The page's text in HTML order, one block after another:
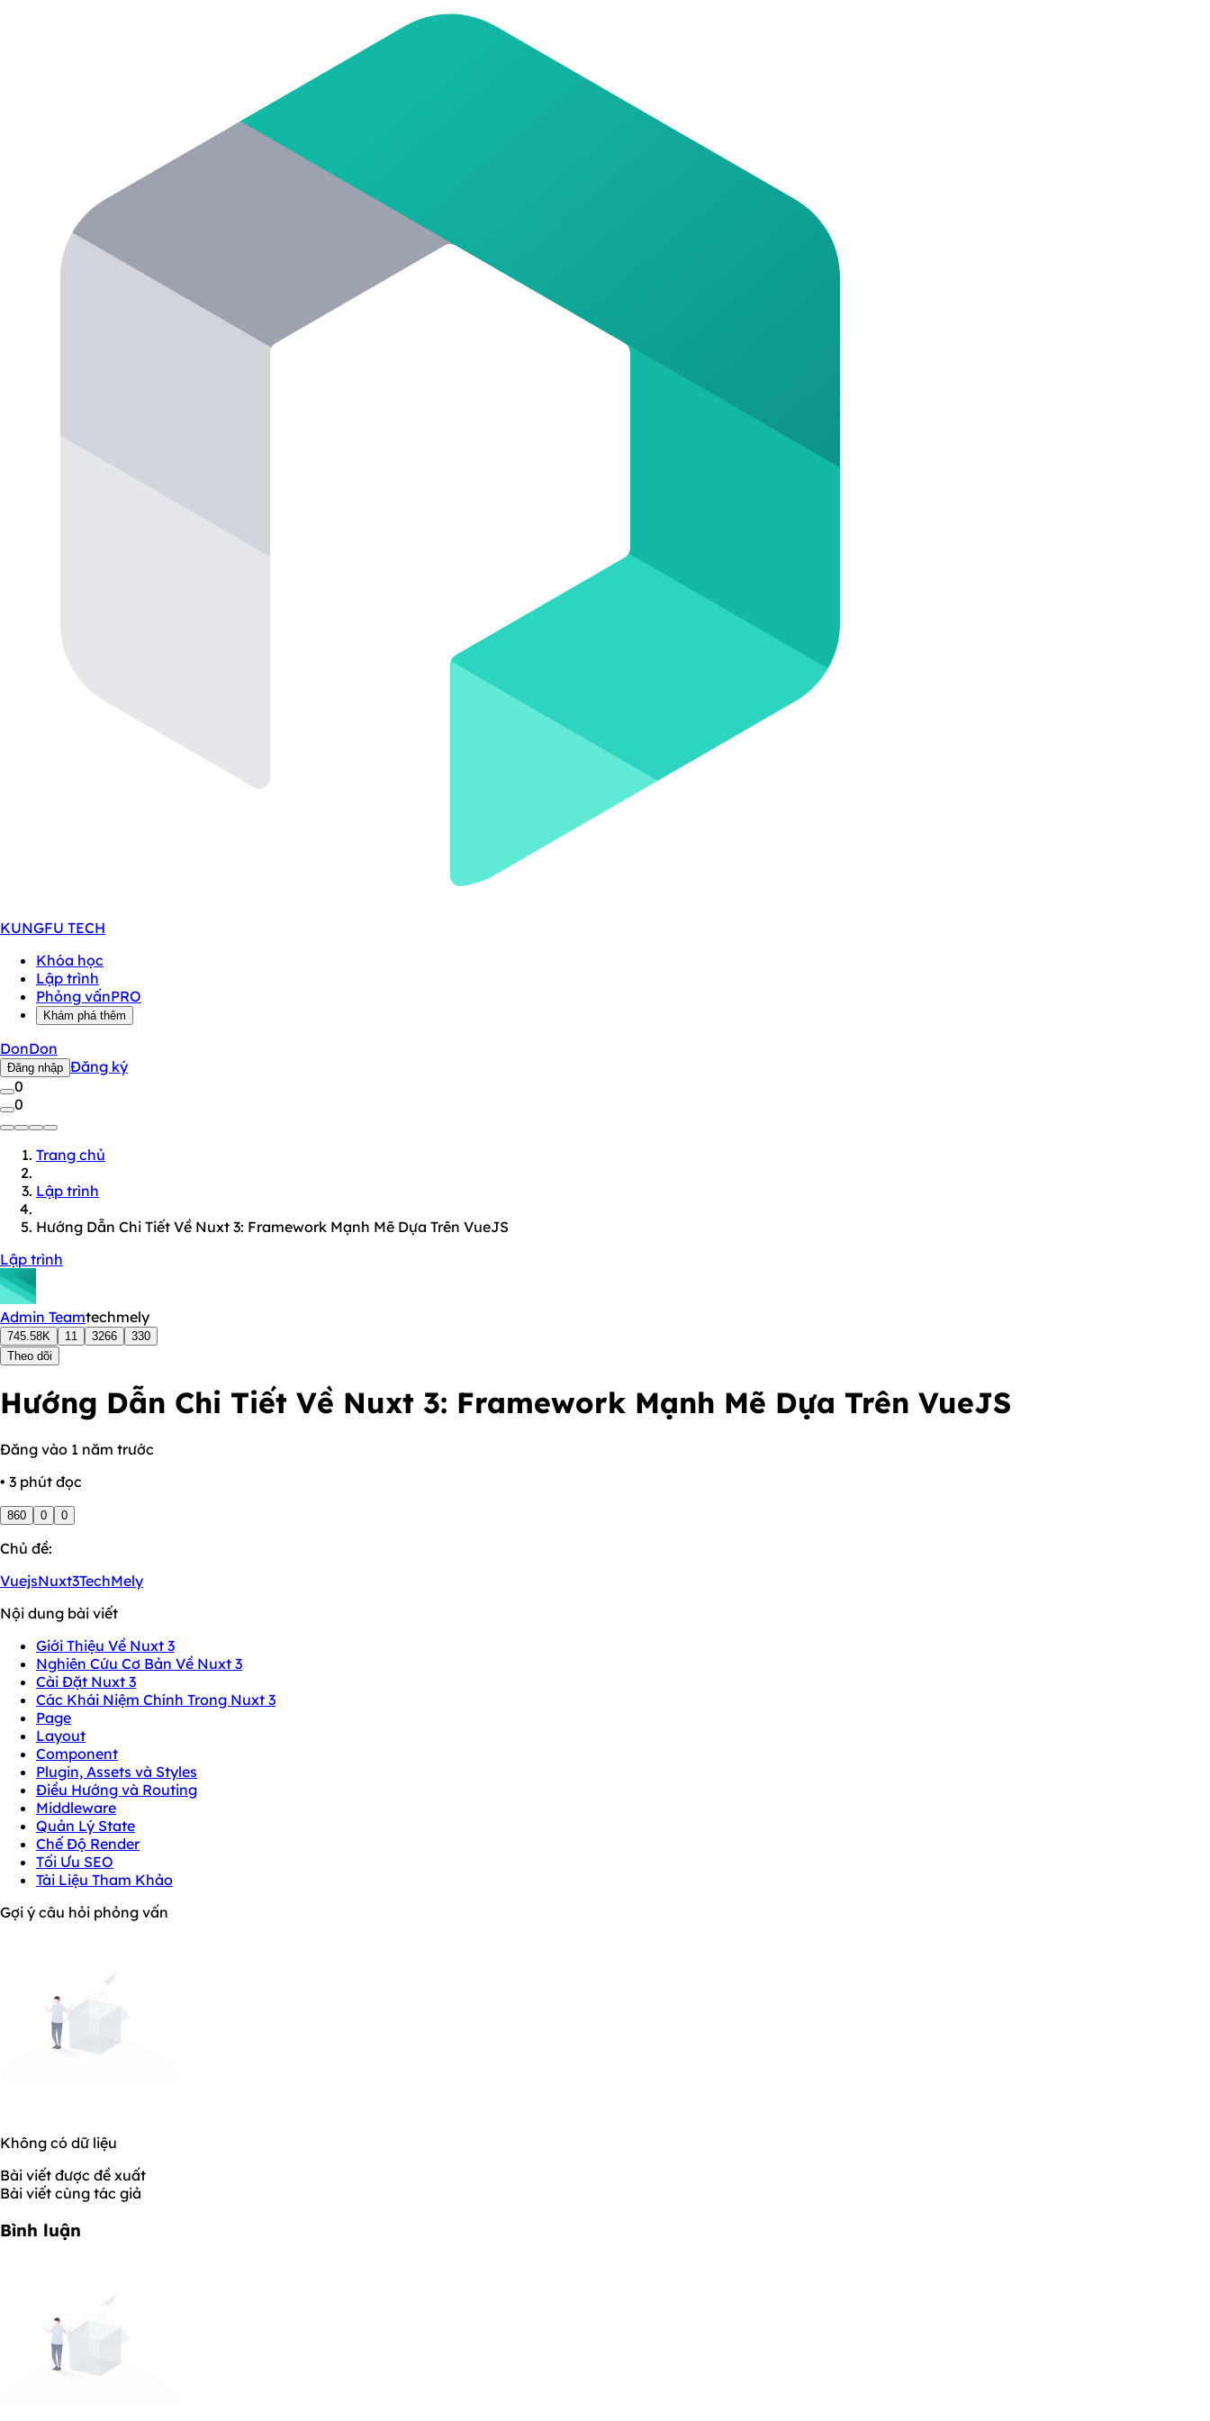
KUNGFU TECH
Khóa học
Lập trình
Phỏng vấnPRO
Khám phá thêm
DonDon
Đăng nhập Đăng ký
0
0
Trang chủ
Lập trình
Hướng Dẫn Chi Tiết Về Nuxt 3: Framework Mạnh Mẽ Dựa Trên VueJS
Lập trình
Admin Teamtechmely
745.58K 11 3266
330
Theo dõi
Hướng Dẫn Chi Tiết Về Nuxt 3: Framework Mạnh Mẽ Dựa Trên VueJS
Đăng vào 1 năm trước
• 3 phút đọc
860 0 0
Chủ đề:
VuejsNuxt3TechMely
Nội dung bài viết
Giới Thiệu Về Nuxt 3
Nghiên Cứu Cơ Bản Về Nuxt 3
Cài Đặt Nuxt 3
Các Khái Niệm Chính Trong Nuxt 3
Page
Layout
Component
Plugin, Assets và Styles
Điều Hướng và Routing
Middleware
Quản Lý State
Chế Độ Render
Tối Ưu SEO
Tài Liệu Tham Khảo
Gợi ý câu hỏi phỏng vấn
Không có dữ liệu
Bài viết được đề xuất
Bài viết cùng tác giả
Bình luận